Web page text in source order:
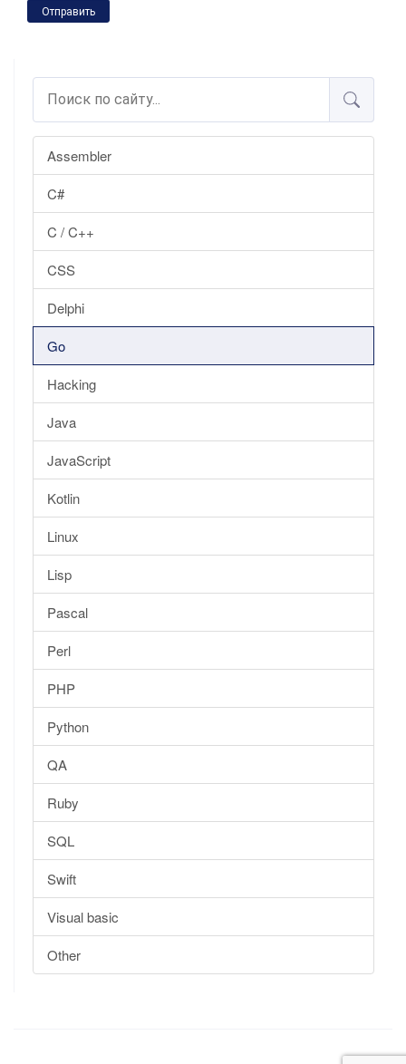
Assembler
C#
C / C++
CSS
Delphi
Go
Hacking
Java
JavaScript
Kotlin
Linux
Lisp
Pascal
Perl
PHP
Python
QA
Ruby
SQL
Swift
Visual basic
Other
Отправить